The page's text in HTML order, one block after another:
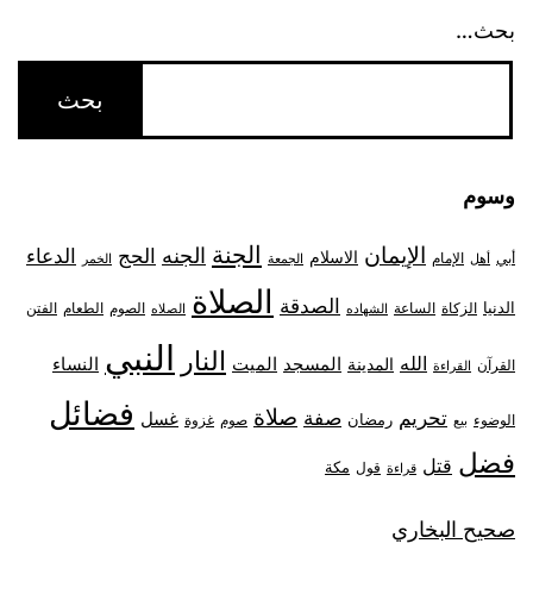
بحث…
وسوم
أبي أهل الإمام الإيمان الاسلام الجمعة الجنة الجنه الحج الخمر الدعاء
الدنيا الزكاة الساعة الشهاده الصدقة الصلاة الصلاه الصوم الطعام الفتن
القرآن القراءة الله المدينة المسجد الميت النار النبي النساء
الوضوء بيع تحريم رمضان صفة صلاة صوم غزوة غسل فضائل
فضل قتل قراءة قول مكة
صحيح البخاري